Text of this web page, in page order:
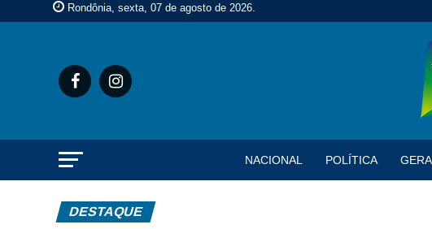
Rondônia, sexta, 07 de agosto de 2026.
NACIONAL POLÍTICA
DESTAQUE